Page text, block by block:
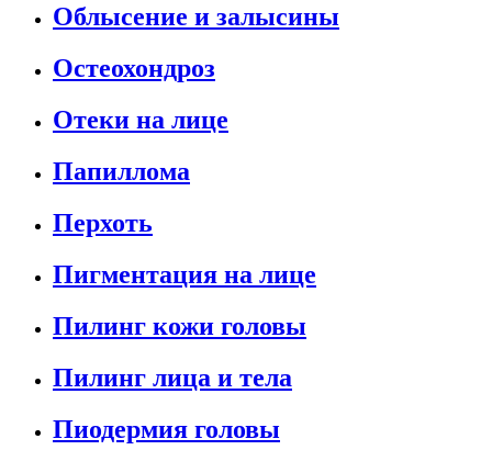
Облысение и залысины
Остеохондроз
Отеки на лице
Папиллома
Перхоть
Пигментация на лице
Пилинг кожи головы
Пилинг лица и тела
Пиодермия головы